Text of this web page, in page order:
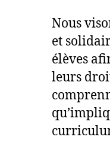
Nous
et
élèves
leurs